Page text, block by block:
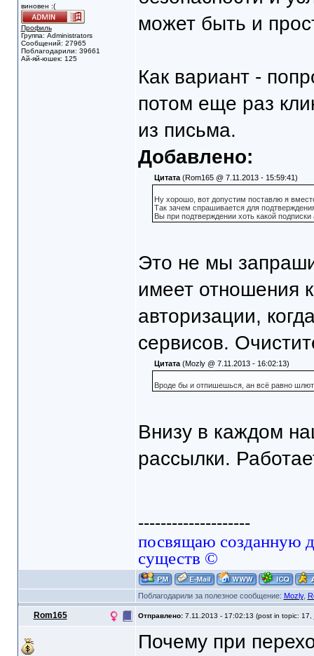
виновен :(
Профиль
Группа: Administrators
Сообщений: 27965
Поблагодарили: 39661
Ай-яй-юшек: 125
может быть и
Как вариант -
потом еще раз
из письма.
Добавлено:
Цитата(Rom165 @ 7.11.2013 - 15:59:41)
Ну хорошо, вот допустим поставлю я
Так зачем спрашивается для
Вы при подтверждении хоть какой подписки
Это не мы
имеет отношения
авторизации,
сервисов.
Цитата(Mozly @ 7.11.2013 - 16:02:13)
Вроде бы и отпишешься, ан всё равно
Внизу в каждом
рассылки.
--------------------
посвящаю созданную
существ ©
Поблагодарили за полезное сообщение: Mozly,
Rom165 Отправлено: 7.11.2013 - 17:02:13 (post in topic: 17,
Почему при